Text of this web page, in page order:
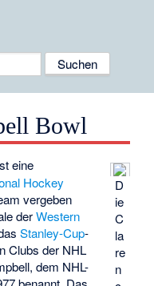
Bowl
D
ie
C
la
re
n
eine
Hockey
vergeben
derWestern
Stanley-Cup-
Clubs der NHL
, dem NHL-